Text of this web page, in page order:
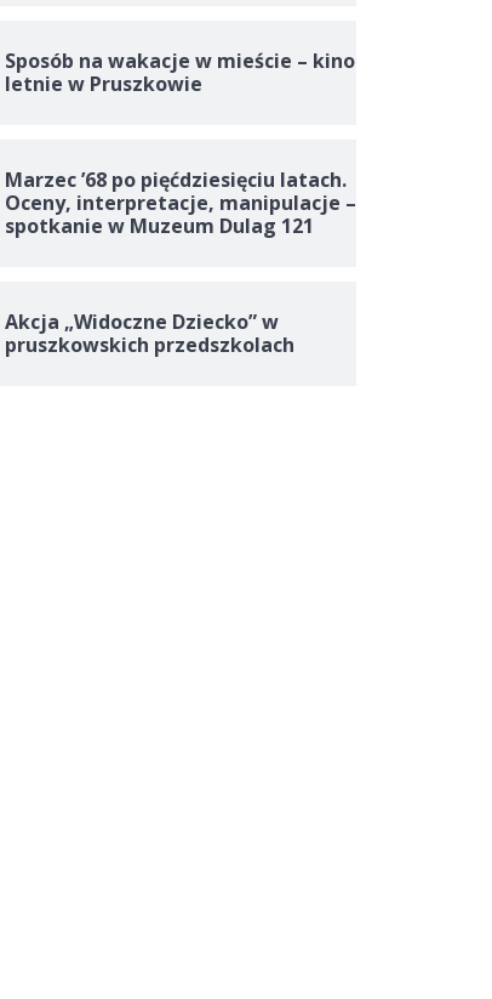
Sposób na wakacje w mieście – kino
letnie w Pruszkowie
Marzec ’68 po pięćdziesięciu latach.
Oceny, interpretacje, manipulacje –
spotkanie w Muzeum Dulag 121
Akcja „Widoczne Dziecko” w
pruszkowskich przedszkolach